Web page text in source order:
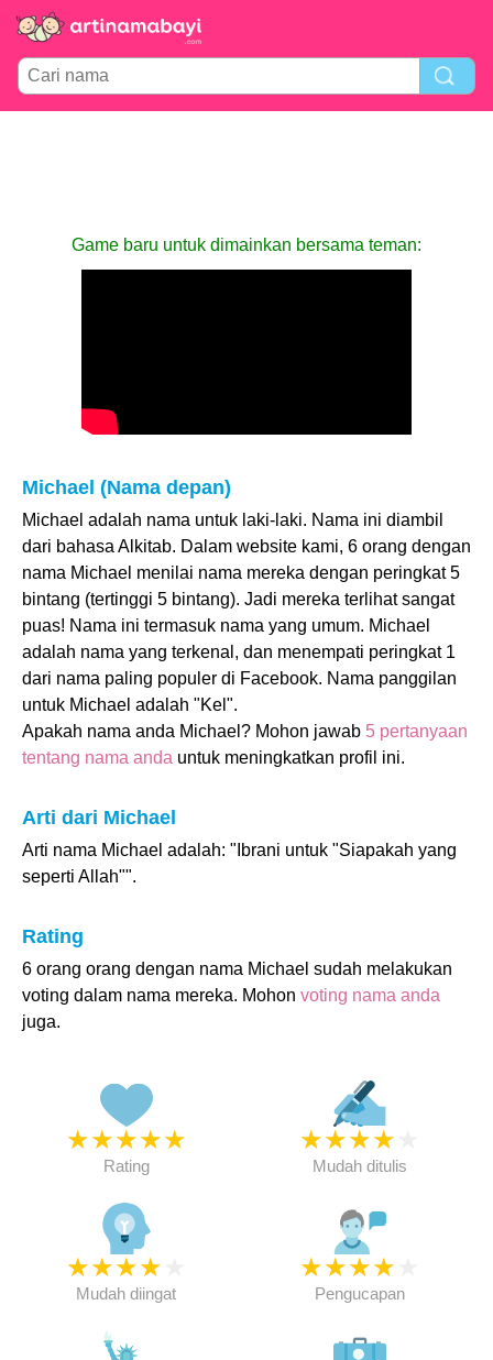
Game baru untuk dimainkan bersama teman:
Michael (Nama depan)
Michael adalah nama untuk laki-laki. Nama ini diambil
dari bahasa Alkitab. Dalam website kami, 6 orang dengan
nama Michael menilai nama mereka dengan peringkat 5
bintang (tertinggi 5 bintang). Jadi mereka terlihat sangat
puas! Nama ini termasuk nama yang umum. Michael
adalah nama yang terkenal, dan menempati peringkat 1
dari nama paling populer di Facebook. Nama panggilan
untuk Michael adalah "Kel".
Apakah nama anda Michael? Mohon jawab 5 pertanyaan
tentang nama anda untuk meningkatkan profil ini.
Arti dari Michael
Arti nama Michael adalah: "Ibrani untuk "Siapakah yang
seperti Allah"".
Rating
6 orang orang dengan nama Michael sudah melakukan
voting dalam nama mereka. Mohon voting nama anda
juga.
★★★★★
Rating
★★★★
Mudah ditulis
★★★★
Mudah diingat
★★★★
Pengucapan